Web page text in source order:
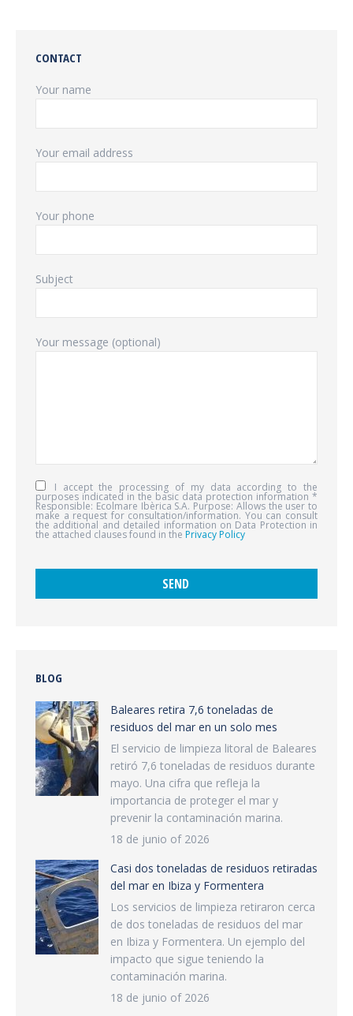
CONTACT
Your name
Your email address
Your phone
Subject
Your message (optional)
I accept the processing of my data according to the
purposes indicated in the basic data protection information *
Responsible: Ecolmare Ibèrica S.A. Purpose: Allows the user to
make a request for consultation/information. You can consult
the additional and detailed information on Data Protection in
the attached clauses found in the Privacy Policy
BLOG
Baleares retira 7,6 toneladas de
residuos del mar en un solo mes
El servicio de limpieza litoral de Baleares
retiró 7,6 toneladas de residuos durante
mayo. Una cifra que refleja la
importancia de proteger el mar y
prevenir la contaminación marina.
18 de junio of 2026
Casi dos toneladas de residuos retiradas
del mar en Ibiza y Formentera
Los servicios de limpieza retiraron cerca
de dos toneladas de residuos del mar
en Ibiza y Formentera. Un ejemplo del
impacto que sigue teniendo la
contaminación marina.
18 de junio of 2026